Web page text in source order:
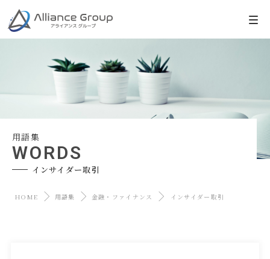
用語集
WORDS
インサイダー取引
HOME 用語集 金融・ファイナンス インサイダー取引